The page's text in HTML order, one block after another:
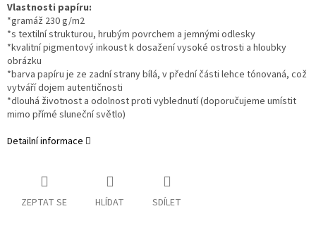
Vlastnosti papíru:
*gramáž 230 g/m2
*s textilní strukturou, hrubým povrchem a jemnými odlesky
*kvalitní pigmentový inkoust k dosažení vysoké ostrosti a hloubky
obrázku
*barva papíru je ze zadní strany bílá, v přední části lehce tónovaná, což
vytváří dojem autentičnosti
*dlouhá životnost a odolnost proti vyblednutí (doporučujeme umístit
mimo přímé sluneční světlo)
Detailní informace
ZEPTAT SE HLÍDAT SDÍLET